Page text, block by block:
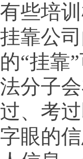
有些培
挂靠公
的“挂靠
法分子
过、考
字眼的